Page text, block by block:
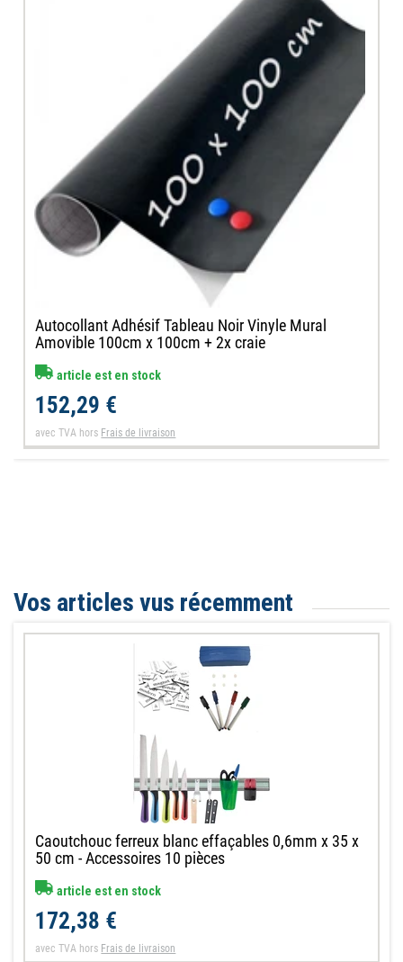
Autocollant Adhésif Tableau Noir Vinyle Mural
Amovible 100cm x 100cm + 2x craie
article est en stock
152,29 €
avec TVA hors Frais de livraison
Vos articles vus récemment
Caoutchouc ferreux blanc effaçables 0,6mm x 35 x
50 cm - Accessoires 10 pièces
article est en stock
172,38 €
avec TVA hors Frais de livraison